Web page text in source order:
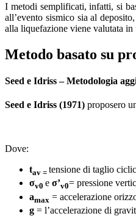
I metodi semplificati, infatti, si
all’evento sismico sia al
alla liquefazione viene valutata
Metodo basato su
Seed e Idriss– Metodologia
Seed e Idriss (1971) proposero
Dove:
tav = tensione di taglio
σv0 e σ’v0= pressione
amax = accelerazione
g = l’accelerazione di